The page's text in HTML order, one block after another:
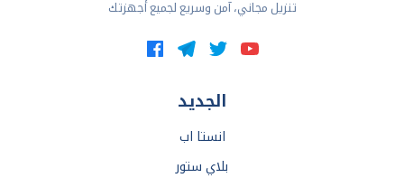
تنزيل مجاني، آمن وسريع لجميع أجهزتك
الجديد
انستا اب
بلاي ستور